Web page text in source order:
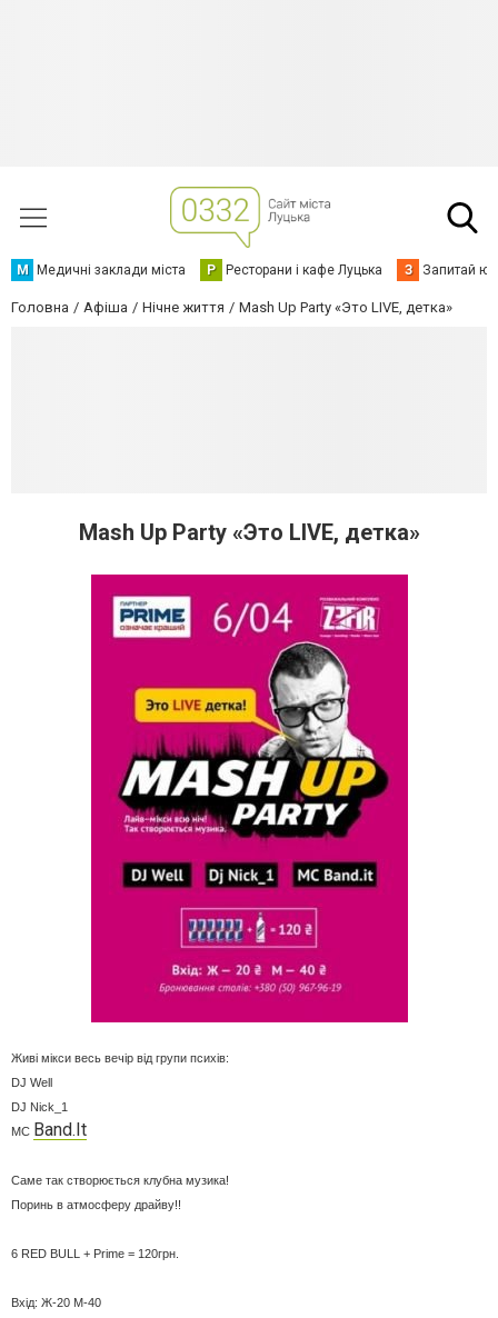
М Медичні заклади міста Р Ресторани і кафе Луцька З Запитай
Головна Афіша Нічне життя Mash Up Party «Это LIVE, детка»
Mash Up Party «Это LIVE, детка»
Живі мікси весь вечір від групи психів:
DJ Well
DJ Nick_1
MC Band.It
Саме так створюється клубна музика!
Поринь в атмосферу драйву!!
6 RED BULL + Prime = 120грн.
Вхід: Ж-20 М-40